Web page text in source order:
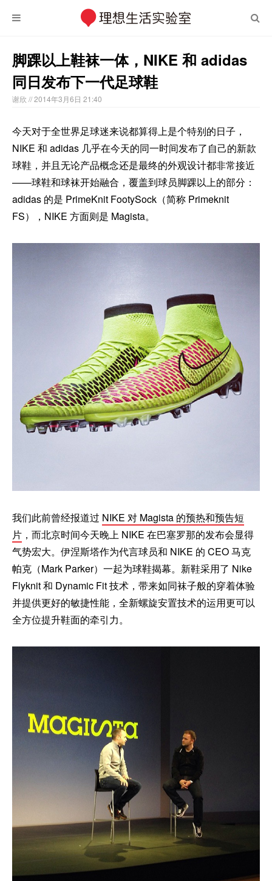
脚踝以上鞋袜一体，NIKE 和 adidas
同日发布下一代足球鞋
谢欣 // 2014年3月6日 21:40
今天对于全世界足球迷来说都算得上是个特别的日子，
NIKE 和 adidas 几乎在今天的同一时间发布了自己的新款
球鞋，并且无论产品概念还是最终的外观设计都非常接近
——球鞋和球袜开始融合，覆盖到球员脚踝以上的部分：
adidas 的是 PrimeKnit FootySock（简称 Primeknit
FS），NIKE 方面则是 Magista。
我们此前曾经报道过 NIKE 对 Magista 的预热和预告短
片 ，而北京时间今天晚上 NIKE 在巴塞罗那的发布会显得
气势宏大。伊涅斯塔作为代言球员和 NIKE 的 CEO 马克
帕克（Mark Parker）一起为球鞋揭幕。新鞋采用了 Nike
Flyknit 和 Dynamic Fit 技术，带来如同袜子般的穿着体验
并提供更好的敏捷性能，全新螺旋安置技术的运用更可以
全方位提升鞋面的牵引力。